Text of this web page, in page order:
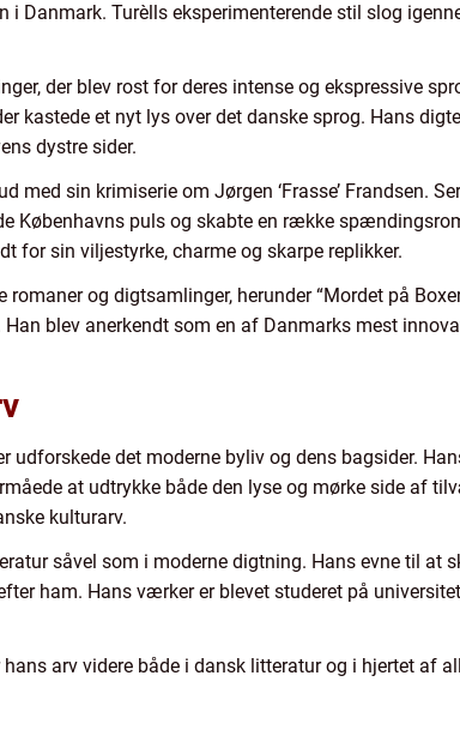
Danmark. Turèlls eksperimenterende stil slog
der blev rost for deres intense og ekspressive
kastede et nyt lys over det danske sprog. Hans
dystre sider.
med sin krimiserie om Jørgen ‘Frasse’ Frandsen.
Københavns puls og skabte en række
for sin viljestyrke, charme og skarpe replikker.
og digtsamlinger, herunder “Mordet på
blev anerkendt som en af Danmarks mest
udforskede det moderne byliv og dens bagsider.
at udtrykke både den lyse og mørke side af
kulturarv.
såvel som i moderne digtning. Hans evne til at
ham. Hans værker er blevet studeret på
arv videre både i dansk litteratur og i hjertet af